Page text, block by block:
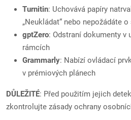
Turnitin: Uchovává papíry
„Neukládat“ nebo nepožádáte
gptZero: Odstraní dokumenty v
rámcích
Grammarly: Nabízí ovládací
v prémiových plánech
DŮLEŽITÉ: Před použitím jejich
zkontrolujte zásady ochrany